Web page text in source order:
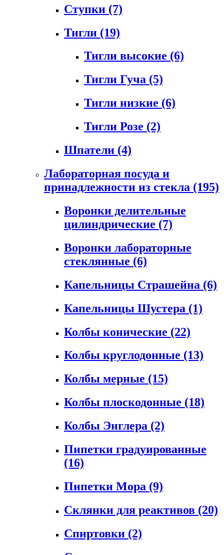
Ступки (7)
Тигли (19)
Тигли высокие (6)
Тигли Гуча (5)
Тигли низкие (6)
Тигли Розе (2)
Шпатели (4)
Лабораторная посуда и
принадлежности из стекла (195)
Воронки делительные
цилиндрические (7)
Воронки лабораторные
стеклянные (6)
Капельницы Страшейна (6)
Капельницы Шустера (1)
Колбы конические (22)
Колбы круглодонные (13)
Колбы мерные (15)
Колбы плоскодонные (18)
Колбы Энглера (2)
Пипетки градуированные
(16)
Пипетки Мора (9)
Склянки для реактивов (20)
Спиртовки (2)